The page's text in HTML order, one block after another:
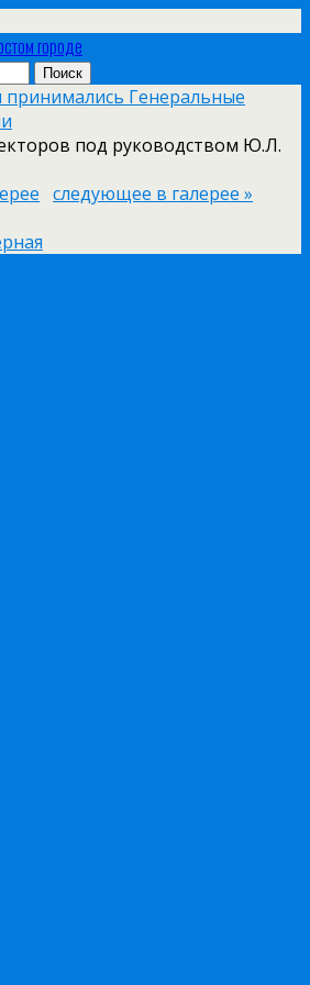
городе
принимались Генеральные
под руководством Ю.Л.
следующее в галерее »